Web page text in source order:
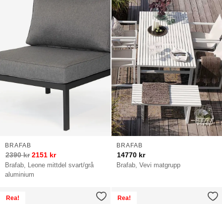
Brafab, Leone mittdel svart/grå
aluminium
BRAFAB
2390kr 2151 kr
Brafab, Vevi matgrupp
BRAFAB
14770 kr
Rea! Rea!